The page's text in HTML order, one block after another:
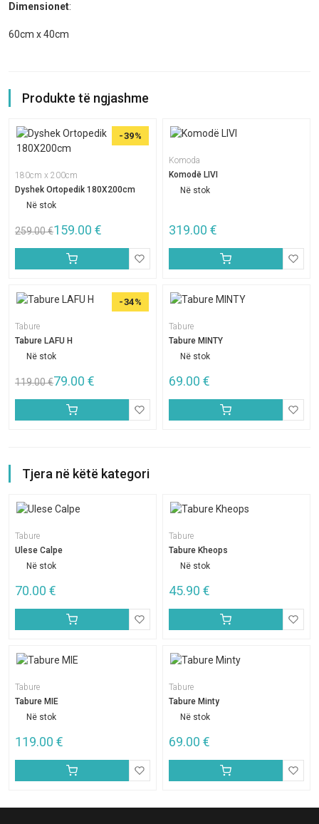
Dimensionet:
60cm x 40cm
Produkte të ngjashme
-39%
180cm x 200cm
Dyshek Ortopedik 180X200cm
Në stok
259.00€159.00 €
Komoda
Komodë LIVI
Në stok
319.00 €
-34%
Tabure
Tabure LAFU H
Në stok
119.00€79.00 €
Tabure
Tabure MINTY
Në stok
69.00 €
Tjera në këtë kategori
Tabure
Ulese Calpe
Në stok
70.00 €
Tabure
Tabure Kheops
Në stok
45.90 €
Tabure
Tabure MIE
Në stok
119.00 €
Tabure
Tabure Minty
Në stok
69.00 €